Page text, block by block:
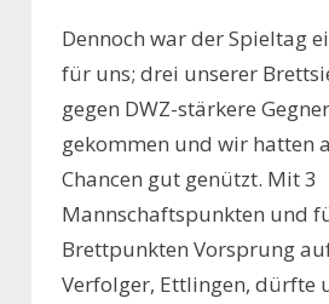
Dennoch war der Spieltag
für uns; drei unserer
gegen DWZ-stärkere
gekommen und wir hatten
Chancen gut genützt. Mit 3
Mannschaftspunkten und
Brettpunkten Vorsprung
Verfolger, Ettlingen, dürfte